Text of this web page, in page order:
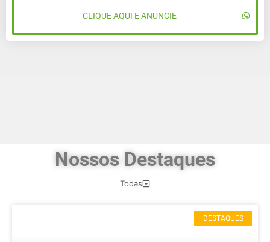
CLIQUE AQUI E ANUNCIE
Nossos Destaques
Todas
DESTAQUES